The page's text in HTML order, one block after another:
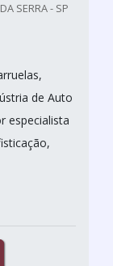
SERRA - SP
de Auto
especialista